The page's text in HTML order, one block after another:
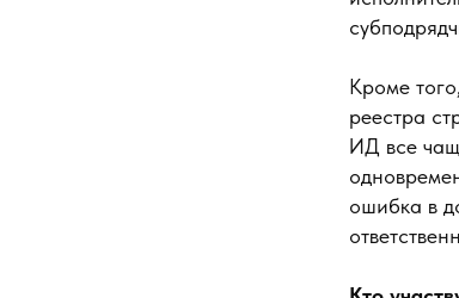
Кроме
реестра
ИД все
ошибка в